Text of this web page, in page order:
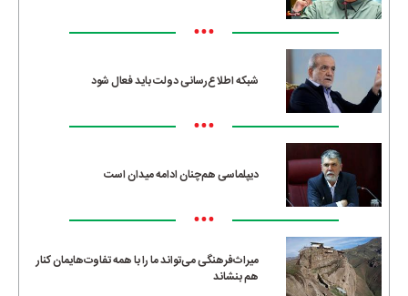
•••
شبکه اطلاع‌رسانی دولت باید فعال شود
•••
دیپلماسی هم‌چنان ادامه میدان است
•••
میراث‌فرهنگی می‌تواند ما را با همه تفاوت‌هایمان کنار
هم بنشاند